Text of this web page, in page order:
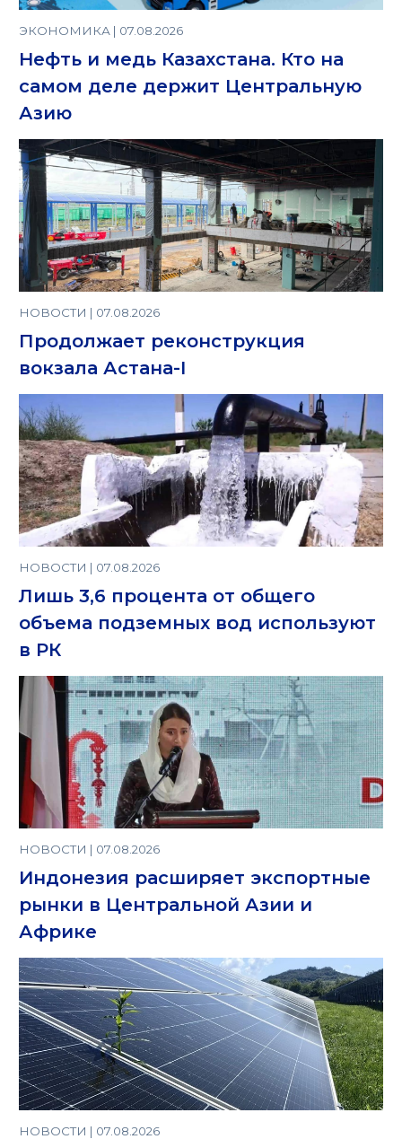
ЭКОНОМИКА | 07.08.2026
Нефть и медь Казахстана. Кто на
самом деле держит Центральную
Азию
НОВОСТИ | 07.08.2026
Продолжает реконструкция
вокзала Астана-I
НОВОСТИ | 07.08.2026
Лишь 3,6 процента от общего
объема подземных вод используют
в РК
НОВОСТИ | 07.08.2026
Индонезия расширяет экспортные
рынки в Центральной Азии и
Африке
НОВОСТИ | 07.08.2026